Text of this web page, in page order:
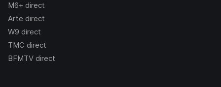
M6+ direct
Arte direct
W9 direct
TMC direct
BFMTV direct